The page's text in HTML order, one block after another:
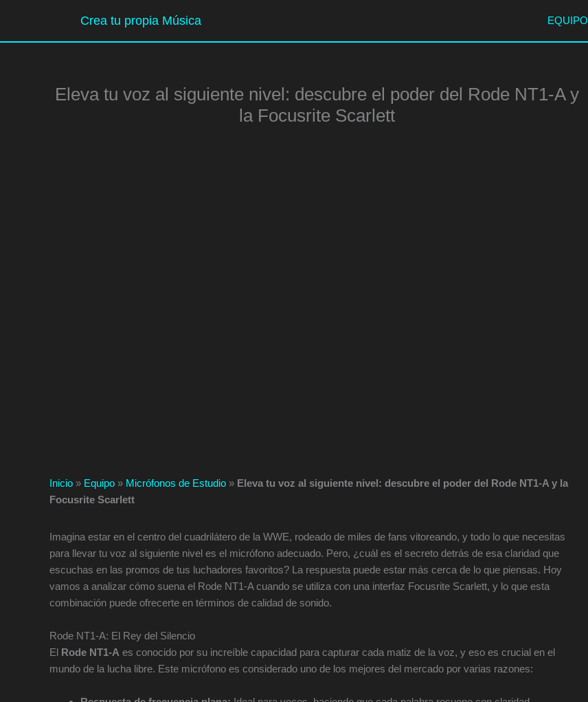
contenido
Crea tu propia Música EQUIPO
Eleva tu voz al siguiente nivel: descubre el poder del Rode NT1-A y
la Focusrite Scarlett
Inicio » Equipo » Micrófonos de Estudio » Eleva tu voz al siguiente nivel: descubre el poder del Rode NT1-A y la
Focusrite Scarlett
Imagina estar en el centro del cuadrilátero de la WWE, rodeado de miles de fans vitoreando, y todo lo que necesitas
para llevar tu voz al siguiente nivel es el micrófono adecuado. Pero, ¿cuál es el secreto detrás de esa claridad que
escuchas en las promos de tus luchadores favoritos? La respuesta puede estar más cerca de lo que piensas. Hoy
vamos a analizar cómo suena el Rode NT1-A cuando se utiliza con una interfaz Focusrite Scarlett, y lo que esta
combinación puede ofrecerte en términos de calidad de sonido.
Rode NT1-A: El Rey del Silencio
El Rode NT1-A es conocido por su increíble capacidad para capturar cada matiz de la voz, y eso es crucial en el
mundo de la lucha libre. Este micrófono es considerado uno de los mejores del mercado por varias razones: